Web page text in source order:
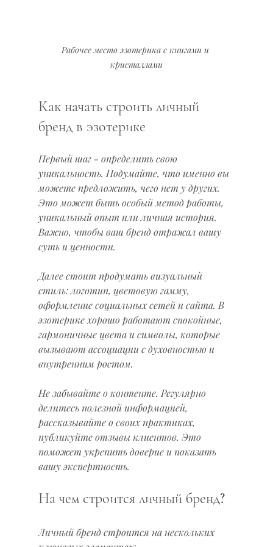
Рабочее место эзотерика с книгами и
кристаллами
Как начать строить личный
бренд в эзотерике
Первый шаг - определить свою
уникальность. Подумайте, что именно вы
можете предложить, чего нет у других.
Это может быть особый метод работы,
уникальный опыт или личная история.
Важно, чтобы ваш бренд отражал вашу
суть и ценности.
Далее стоит продумать визуальный
стиль: логотип, цветовую гамму,
оформление социальных сетей и сайта. В
эзотерике хорошо работают спокойные,
гармоничные цвета и символы, которые
вызывают ассоциации с духовностью и
внутренним ростом.
Не забывайте о контенте. Регулярно
делитесь полезной информацией,
рассказывайте о своих практиках,
публикуйте отзывы клиентов. Это
поможет укрепить доверие и показать
вашу экспертность.
На чем строится личный бренд?
Личный бренд строится на нескольких